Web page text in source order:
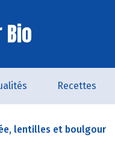
Recettes
lentilles et boulgour